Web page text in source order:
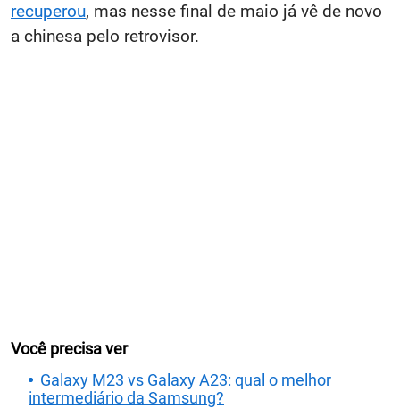
recuperou, mas nesse final de maio já vê de novo
a chinesa pelo retrovisor.
Você precisa ver
Galaxy M23 vs Galaxy A23: qual o melhor
intermediário da Samsung?